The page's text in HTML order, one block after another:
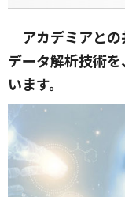
アカデミアと
データ解析技術
います。